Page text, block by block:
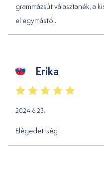
grammázsút választanék, a
el egymástól.
Erika
2024.6.23.
Elégedettség